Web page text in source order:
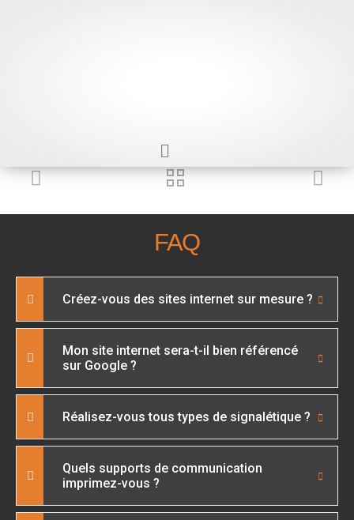
FAQ
Créez-vous des sites internet sur mesure ?
Mon site internet sera-t-il bien référencé
sur Google ?
Réalisez-vous tous types de signalétique ?
Quels supports de communication
imprimez-vous ?